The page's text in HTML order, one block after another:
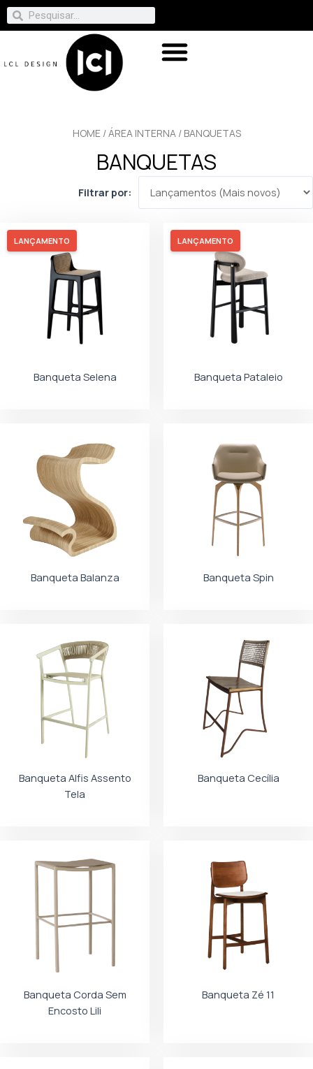
HOME/ÁREA INTERNA / BANQUETAS
BANQUETAS
Filtrar por:
LANÇAMENTO
Banqueta Selena
LANÇAMENTO
Banqueta Pataleio
Banqueta Balanza Banqueta Spin
Banqueta Alfis Assento
Tela
Banqueta Cecília
Banqueta Corda Sem
Encosto Lili
Banqueta Zé 11